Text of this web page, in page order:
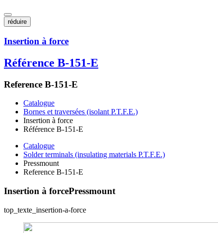
réduire
Insertion à force
Référence B-151-E
Reference B-151-E
Catalogue
Bornes et traversées (isolant P.T.F.E.)
Insertion à force
Référence B-151-E
Catalogue
Solder terminals (insulating materials P.T.F.E.)
Pressmount
Reference B-151-E
Insertion à forcePressmount
top_texte_insertion-a-force